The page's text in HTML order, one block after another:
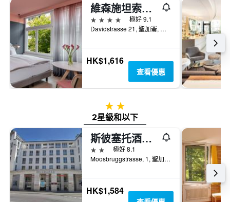
維森施坦索雷爾城市酒店 - 聖加倫
4星級
極好 9.1
Davidstrasse 21, 聖加崙, 聖加侖州, 瑞士
HK$1,616
查看優惠
2星級
2星級和以下
斯彼塞托酒店 - 聖加倫
2星級
極好 8.1
Moosbruggstrasse, 1, 聖加崙, 聖加侖州, 瑞士
HK$1,584